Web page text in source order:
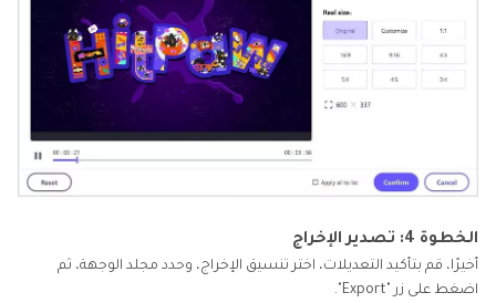
الخطوة 4: تصدير الإخراج
أخيرًا، قم بتأكيد التعديلات، اختر تنسيق الإخراج، وحدد مجلد الوجهة، ثم
اضغط على زر "Export".